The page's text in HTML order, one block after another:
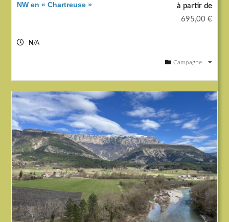
NW en « Chartreuse »
à partir de
695,00 €
N/A
Campagne